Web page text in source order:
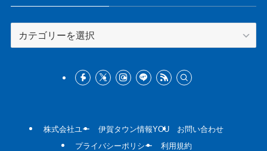
テ
株式会社ユー 伊賀タウン情報YOU
お問い合わせ
プライバシーポリシー
利用規約